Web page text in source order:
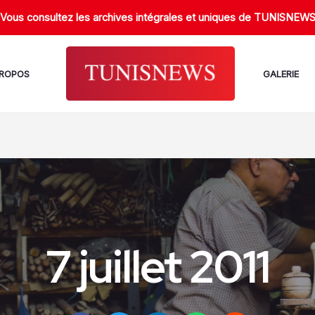
Vous consultez les archives intégrales et uniques de TUNISNEWS
GALERIE
7 juillet 2011